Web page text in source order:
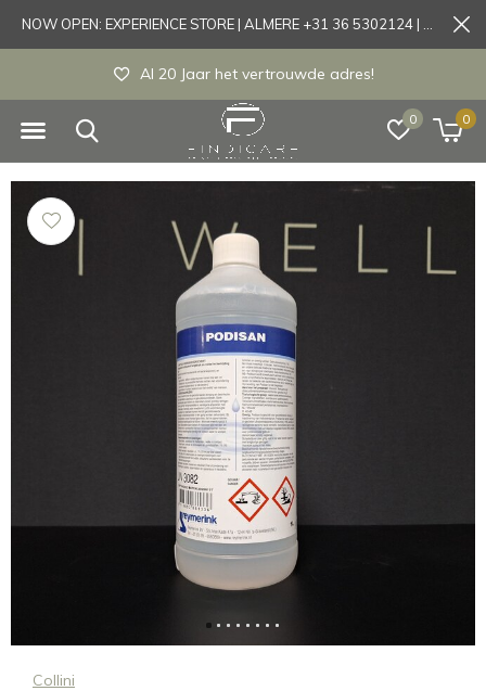
0 0
Experience store Almere / Tönisvorst /
Collini